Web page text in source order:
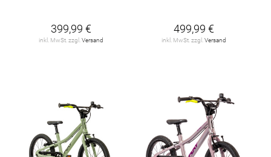
399,99 €
inkl. MwSt. zzgl. Versand
499,99 €
inkl. MwSt. zzgl. Versand